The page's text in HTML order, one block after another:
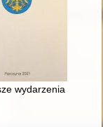
rekonstrukcji
wydarzenia